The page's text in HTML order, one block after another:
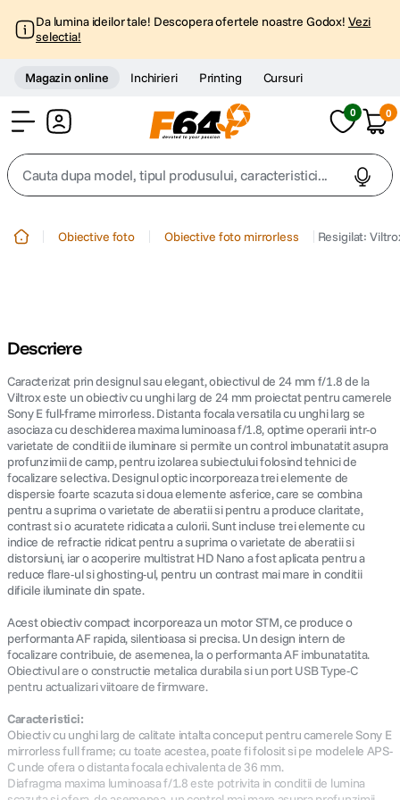
Da lumina ideilor tale! Descopera ofertele noastre Godox! Vezi
selectia!
Magazin online Inchirieri Printing Cursuri
0 0
Cauta dupa model, tipul produsului, caracteristici...
3. trepied telefon
4. peak design
5 canon sx740 hs
6. lavaliera
7. sony fx
. card memorie
10. dji osmo
Obiective foto Obiective foto mirrorless Resigilat:
Descriere
Caracterizat prin designul sau elegant, obiectivul de 24 mm f/1.8 de la
Viltrox este un obiectiv cu unghi larg de 24 mm proiectat pentru camerele
Sony E full-frame mirrorless. Distanta focala versatila cu unghi larg se
asociaza cu deschiderea maxima luminoasa f/1.8, optime operarii intr-o
varietate de conditii de iluminare si permite un control imbunatatit asupra
profunzimii de camp, pentru izolarea subiectului folosind tehnici de
focalizare selectiva. Designul optic incorporeaza trei elemente de
dispersie foarte scazuta si doua elemente asferice, care se combina
pentru a suprima o varietate de aberatii si pentru a produce claritate,
contrast si o acuratete ridicata a culorii. Sunt incluse trei elemente cu
indice de refractie ridicat pentru a suprima o varietate de aberatii si
distorsiuni, iar o acoperire multistrat HD Nano a fost aplicata pentru a
reduce flare-ul si ghosting-ul, pentru un contrast mai mare in conditii
dificile iluminate din spate.
Acest obiectiv compact incorporeaza un motor STM, ce produce o
performanta AF rapida, silentioasa si precisa. Un design intern de
focalizare contribuie, de asemenea, la o performanta AF imbunatatita.
Obiectivul are o constructie metalica durabila si un port USB Type-C
pentru actualizari viitoare de firmware.
Caracteristici:
Obiectiv cu unghi larg de calitate intalta conceput pentru camerele Sony E
mirrorless full frame; cu toate acestea, poate fi folosit si pe modelele APS-
C unde ofera o distanta focala echivalenta de 36 mm.
Diafragma maxima luminoasa f/1.8 este potrivita in conditii de lumina